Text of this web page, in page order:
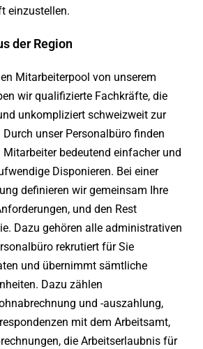
einzustellen.
der Region
Mitarbeiterpool von unserem
wir qualifizierte Fachkräfte, die
unkompliziert schweizweit zur
unser Personalbüro finden
Mitarbeiter bedeutend einfacher und
Disponieren. Bei einer
definieren wir gemeinsam Ihre
und den Rest
Dazu gehören alle administrativen
rekrutiert für Sie
und übernimmt sämtliche
Dazu zählen
und -auszahlung,
mit dem Arbeitsamt,
die Arbeitserlaubnis für